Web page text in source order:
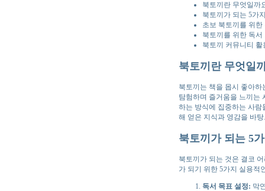
북토끼란 무엇일까
북토끼가 되는 5가
초보 북토끼를 위
북토끼를 위한 독
북토끼 커뮤니티
북토끼란 무엇일
북토끼는 책을 몹시 좋아
탐험하며 즐거움을 느끼는
하는 방식에 집중하는 사
해 얻은 지식과 영감을 바
북토끼가 되는 5
북토끼가 되는 것은 결코
가 되기 위한 5가지 실용적
독서 목표 설정: 막